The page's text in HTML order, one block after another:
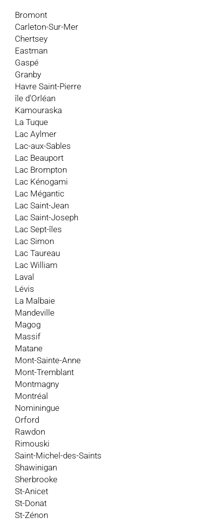
Bromont
Carleton-Sur-Mer
Chertsey
Eastman
Gaspé
Granby
Havre Saint-Pierre
île d'Orléan
Kamouraska
La Tuque
Lac Aylmer
Lac-aux-Sables
Lac Beauport
Lac Brompton
Lac Kénogami
Lac Mégantic
Lac Saint-Jean
Lac Saint-Joseph
Lac Sept-îles
Lac Simon
Lac Taureau
Lac William
Laval
Lévis
La Malbaie
Mandeville
Magog
Massif
Matane
Mont-Sainte-Anne
Mont-Tremblant
Montmagny
Montréal
Nominingue
Orford
Rawdon
Rimouski
Saint-Michel-des-Saints
Shawinigan
Sherbrooke
St-Anicet
St-Donat
St-Zénon